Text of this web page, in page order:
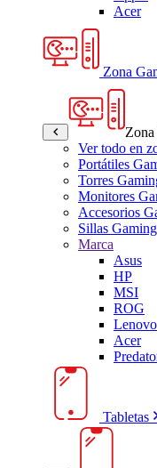
Acer
Zona
Ver todo en
Portátiles
Torres
Monitores
Accesorios
Sillas Gaming
Marca
Asus
HP
MSI
ROG
Lenovo
Acer
Tabletas